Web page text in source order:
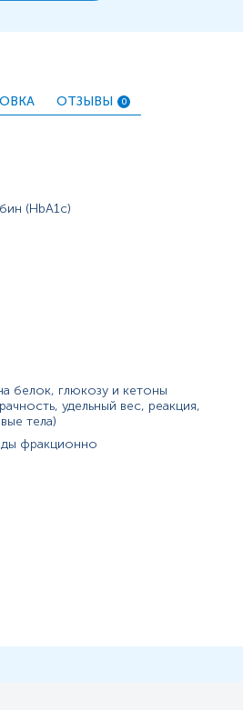
ОТЗЫВЫ 0
(HbA1c)
белок, глюкозу и кетоны
удельный вес, реакция,
тела)
фракционно